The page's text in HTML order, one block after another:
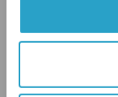
proposta di
approvata
favorevoli del
Nonostante il